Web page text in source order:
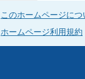
このホームページにつ
ホームページ利用規約